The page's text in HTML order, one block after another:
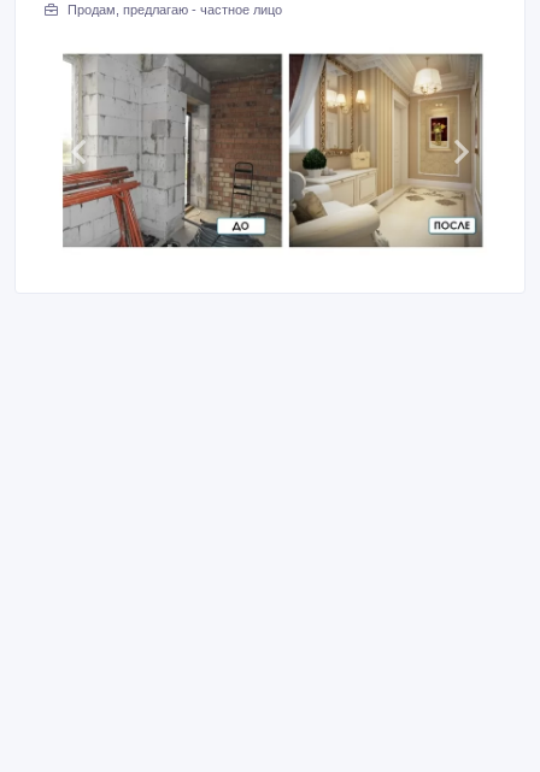
Продам, предлагаю - частное лицо